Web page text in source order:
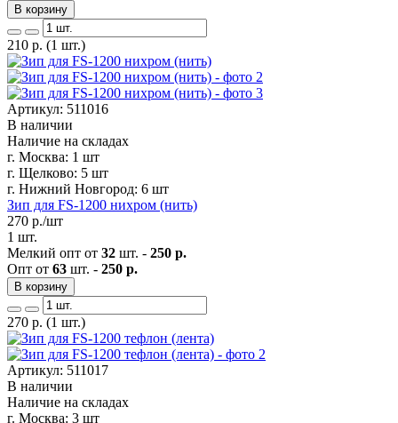
В корзину
210 р. (1 шт.)
Артикул: 511016
В наличии
Наличие на складах
г. Москва: 1 шт
г. Щелково: 5 шт
г. Нижний Новгород: 6 шт
Зип для FS-1200 нихром (нить)
270 р./шт
1 шт.
Мелкий опт от 32 шт. - 250 р.
Опт от 63 шт. - 250 р.
В корзину
270 р. (1 шт.)
Артикул: 511017
В наличии
Наличие на складах
г. Москва: 3 шт